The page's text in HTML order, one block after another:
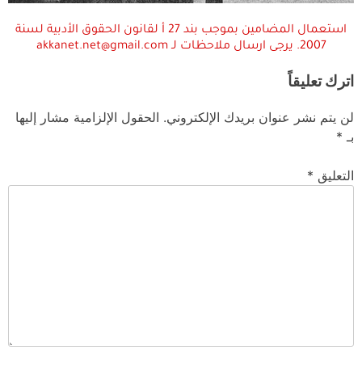
استعمال المضامين بموجب بند 27 أ لقانون الحقوق الأدبية لسنة
2007. يرجى ارسال ملاحظات لـ akkanet.net@gmail.com
اترك تعليقاً
لن يتم نشر عنوان بريدك الإلكتروني. الحقول الإلزامية مشار إليها
بـ *
التعليق *